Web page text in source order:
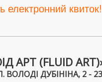
електронний квиток!
(FLUID
ВОЛОДІ ДУБІНІНА, 2 -